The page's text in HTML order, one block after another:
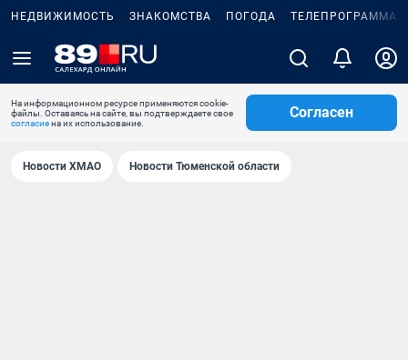
НЕДВИЖИМОСТЬ ЗНАКОМСТВА ПОГОДА ТЕЛЕПРОГРАММА
На информационном ресурсе применяются cookie-
файлы. Оставаясь на сайте, вы подтверждаете свое
согласиена их использование.
Согласен
Новости ХМАО Новости Тюменской области